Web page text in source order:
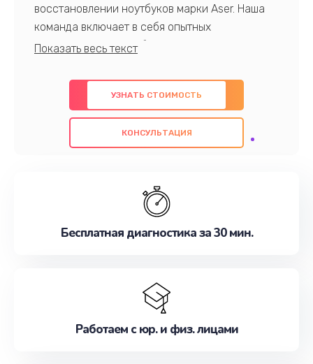
восстановлении ноутбуков марки Aser. Наша
команда включает в себя опытных
профессионалов с обширными знаниями и
предлагаем быстрый и качественный ремонт с
использованием оригинальных компонентов, а
также гарантируем качество всех
проведенных работ. Наша цель - предоставить
наилучшим образом. Не медлите записаться на
УЗНАТЬ СТОИМОСТЬ
КОНСУЛЬТАЦИЯ
Бесплатная диагностика за 30 мин.
Работаем с юр. и физ. лицами